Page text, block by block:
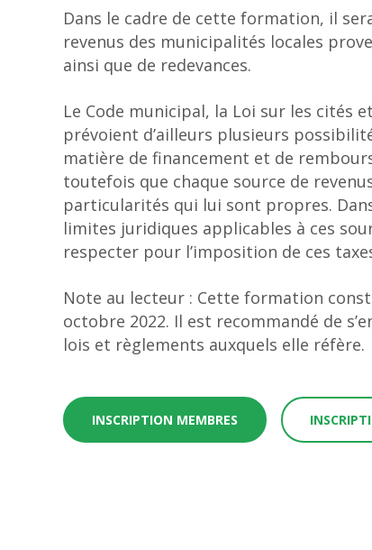
Dans le cadre de cette formation, il
revenus des municipalités locales
ainsi que de redevances.
Le Code municipal, la Loi sur les cités
prévoient d’ailleurs plusieurs
matière de financement et de
toutefois que chaque source de
particularités qui lui sont propres.
limites juridiques applicables à ces
respecter pour l’imposition de ces
Note au lecteur : Cette formation
octobre 2022. Il est recommandé de
lois et règlements auxquels elle réfère.
INSCRIPTION MEMBRES